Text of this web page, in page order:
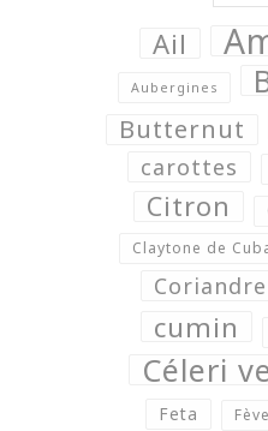
Ail
Aubergines
Butternut
carottes
Citron
Claytone de
Coriandre
cumin
Céleri
Feta